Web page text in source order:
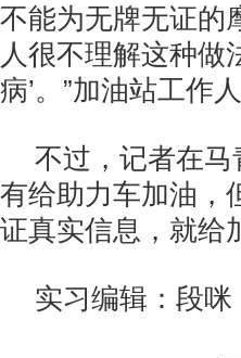
不能为无牌无证的
人很不理解这种做
病’。”加油站工作人
不过，记者在
有给助力车加油，
证真实信息，就给
实习编辑：段咪